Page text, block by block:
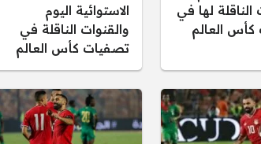
الناقلة لها في
العالم
الاستوائية اليوم
والقنوات الناقلة في
تصفيات كأس العالم